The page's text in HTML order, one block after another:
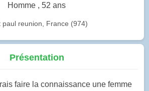
Homme , 52 ans
paul reunion, France (974)
Présentation
faire la connaissance une femme